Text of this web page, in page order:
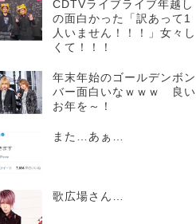
CDTVライブライブ年越し
の面白かった「訳あって1
人いません！！！」女々し
くて！！！
年末年始のゴールデンボン
バー面白いなｗｗｗ 良い
お年を～！
また…あぁ…
歌広場さん…